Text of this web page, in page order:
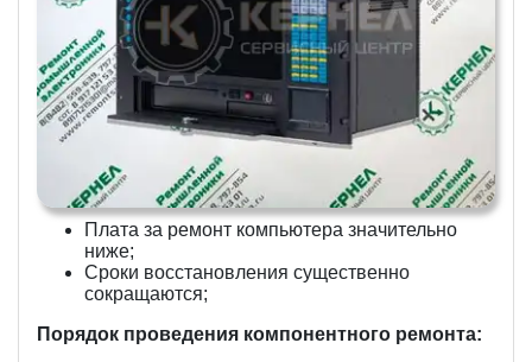
Плата за ремонт компьютера значительно
ниже;
Сроки восстановления существенно
сокращаются;
Порядок проведения компонентного ремонта: